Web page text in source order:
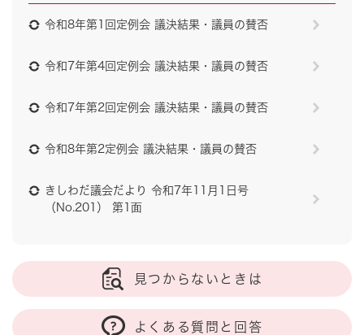
令和8年第1回定例会 議決結果・議員の賛否
令和7年第4回定例会 議決結果・議員の賛否
令和7年第2回定例会 議決結果・議員の賛否
令和8年第2定例会 議決結果・議員の賛否
きしわだ議会だより 令和7年11月1日号
（No.201） 第1面
見つからないときは
よくある質問と回答